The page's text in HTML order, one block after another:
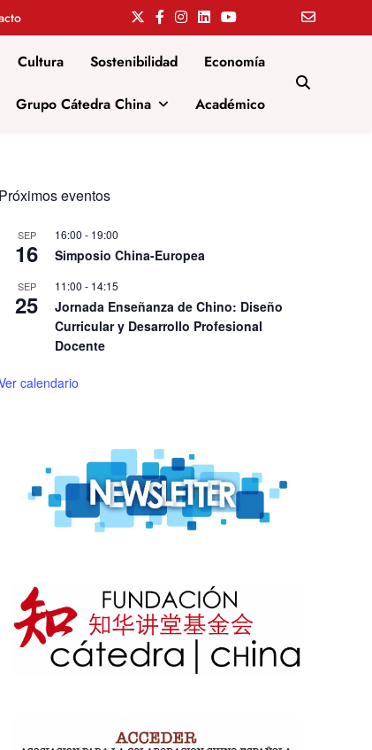
Cultura Sostenibilidad Economía
Grupo Cátedra China Académico
Próximos eventos
SEP
16
16:00 - 19:00
Simposio China-Europea
SEP
25
11:00 - 14:15
Jornada Enseñanza de Chino: Diseño
Curricular y Desarrollo Profesional
Docente
calendario